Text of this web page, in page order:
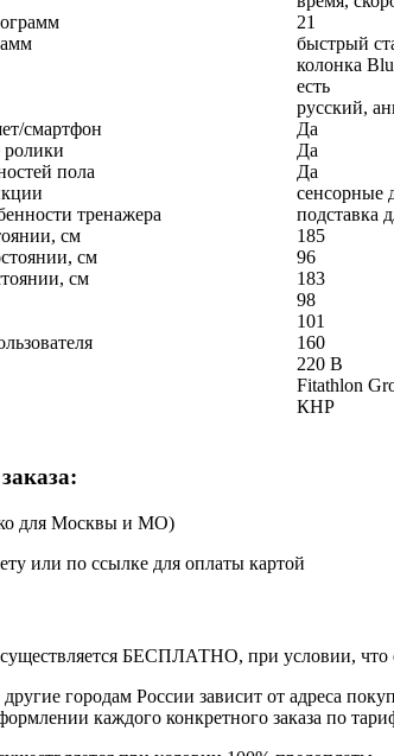
21
быстрый
колонка
есть
русский,
смартфон
Да
ролики
Да
пола
Да
сенсорные
тренажера
подставка
см
185
см
96
см
183
98
101
160
220 В
Fitathlon
КНР
для Москвы и МО)
или по ссылке для оплаты картой
БЕСПЛАТНО, при условии, что
городам России зависит от адреса
каждого конкретного заказа по